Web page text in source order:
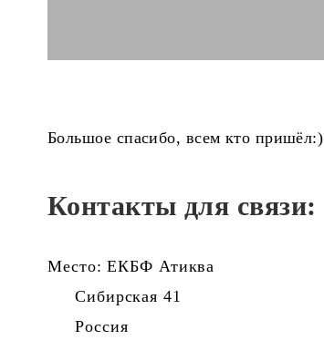
Большое спасибо, всем кто пришёл:)
Контакты для связи:
Место: ЕКБФ Атиква
Сибирская 41
Россия